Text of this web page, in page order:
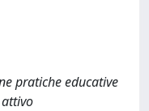
pratiche educative